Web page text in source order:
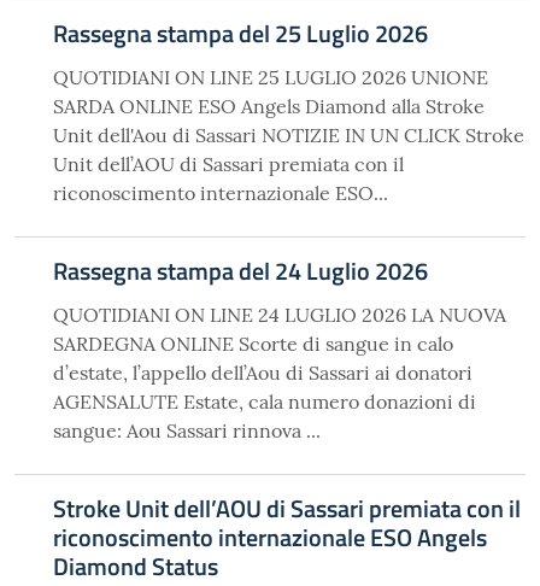
Rassegna stampa del 25 Luglio 2026
QUOTIDIANI ON LINE 25 LUGLIO 2026 UNIONE
SARDA ONLINE ESO Angels Diamond alla Stroke
Unit dell'Aou di Sassari NOTIZIE IN UN CLICK Stroke
Unit dell’AOU di Sassari premiata con il
riconoscimento internazionale ESO...
Rassegna stampa del 24 Luglio 2026
QUOTIDIANI ON LINE 24 LUGLIO 2026 LA NUOVA
SARDEGNA ONLINE Scorte di sangue in calo
d’estate, l’appello dell’Aou di Sassari ai donatori
AGENSALUTE Estate, cala numero donazioni di
sangue: Aou Sassari rinnova ...
Stroke Unit dell’AOU di Sassari premiata con il
riconoscimento internazionale ESO Angels
Diamond Status